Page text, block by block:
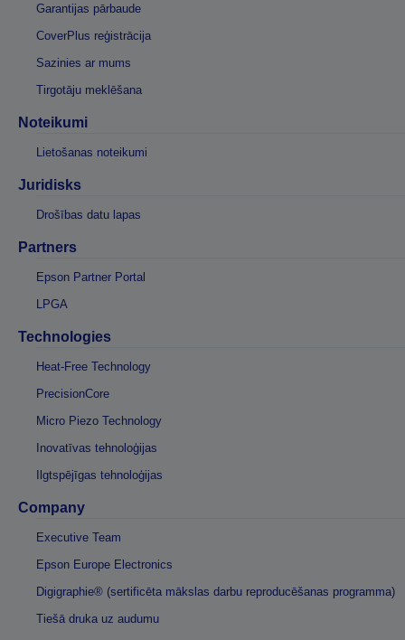
Garantijas pārbaude
CoverPlus reģistrācija
Sazinies ar mums
Tirgotāju meklēšana
Noteikumi
Lietošanas noteikumi
Juridisks
Drošības datu lapas
Partners
Epson Partner Portal
LPGA
Technologies
Heat-Free Technology
PrecisionCore
Micro Piezo Technology
Inovatīvas tehnoloģijas
Ilgtspējīgas tehnoloģijas
Company
Executive Team
Epson Europe Electronics
Digigraphie® (sertificēta mākslas darbu reproducēšanas programma)
Tiešā druka uz audumu